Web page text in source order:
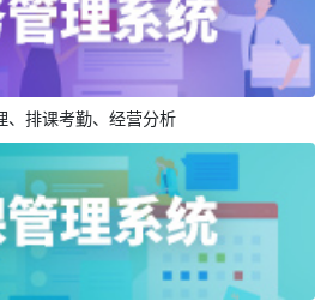
、排课考勤、经营分析